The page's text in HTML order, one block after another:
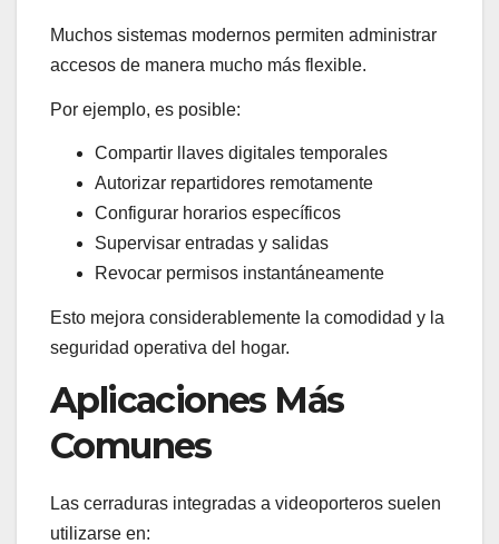
Muchos sistemas modernos permiten administrar
accesos de manera mucho más flexible.
Por ejemplo, es posible:
Compartir llaves digitales temporales
Autorizar repartidores remotamente
Configurar horarios específicos
Supervisar entradas y salidas
Revocar permisos instantáneamente
Esto mejora considerablemente la comodidad y la
seguridad operativa del hogar.
Aplicaciones Más
Comunes
Las cerraduras integradas a videoporteros suelen
utilizarse en: